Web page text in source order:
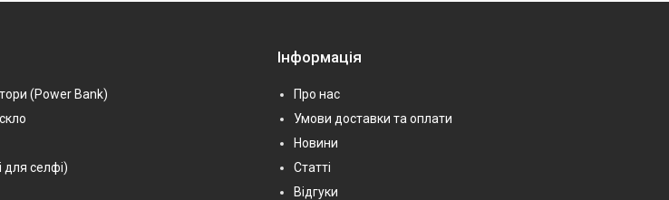
(Power Bank)
селфі)
Інформація
Про нас
Умови доставки та оплати
Новини
Статті
Відгуки